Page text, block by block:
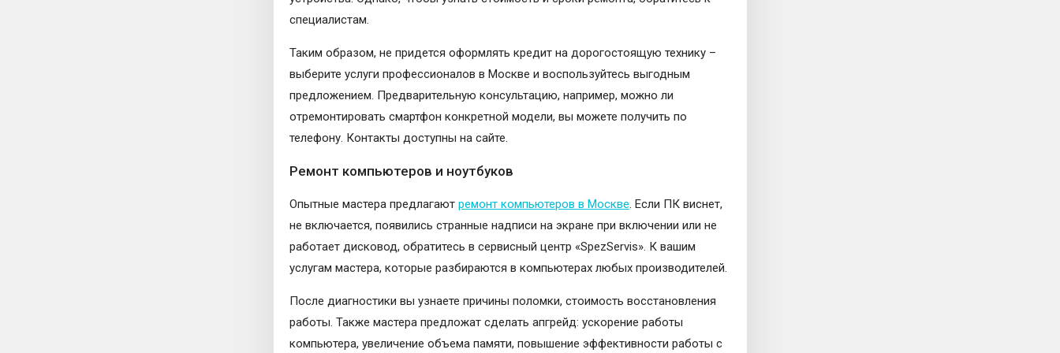
специалистам.
Таким образом, не придется оформлять кредит на дорогостоящую технику –
выберите услуги профессионалов в Москве и воспользуйтесь выгодным
предложением. Предварительную консультацию, например, можно ли
отремонтировать смартфон конкретной модели, вы можете получить по
телефону. Контакты доступны на сайте.
Ремонт компьютеров и ноутбуков
Опытные мастера предлагают ремонт компьютеров в Москве. Если ПК виснет,
не включается, появились странные надписи на экране при включении или не
работает дисковод, обратитесь в сервисный центр «SpezServis». К вашим
услугам мастера, которые разбираются в компьютерах любых производителей.
После диагностики вы узнаете причины поломки, стоимость восстановления
работы. Также мастера предложат сделать апгрейд: ускорение работы
компьютера, увеличение объема памяти, повышение эффективности работы с